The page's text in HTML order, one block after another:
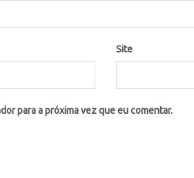
Site
para a próxima vez que eu comentar.